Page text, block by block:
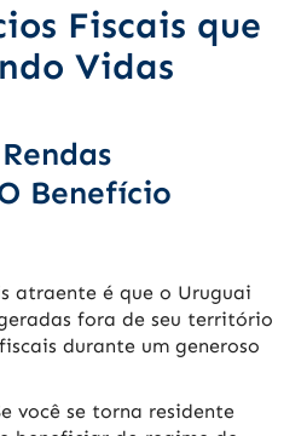
Fiscais que
Vidas
Benefício
atraente é que o Uruguai
fora de seu território
durante um generoso
você se torna residente